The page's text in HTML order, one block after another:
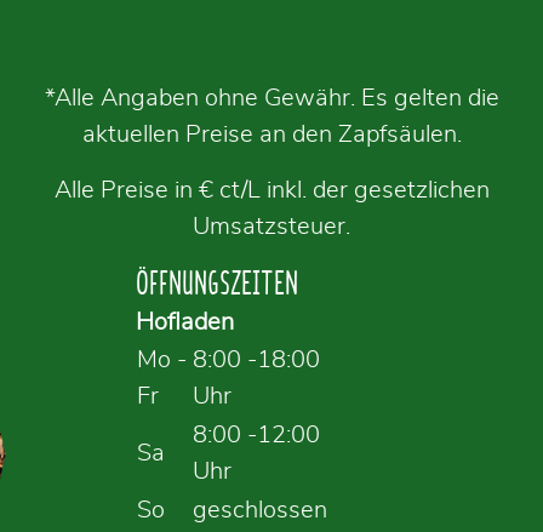
*Alle Angaben ohne Gewähr. Es gelten die
aktuellen Preise an den Zapfsäulen.
Alle Preise in € ct/L inkl. der gesetzlichen
Umsatzsteuer.
ÖFFNUNGSZEITEN
Hofladen
Mo -
Fr
8:00 -18:00
Uhr
Sa
8:00 -12:00
Uhr
So
geschlossen